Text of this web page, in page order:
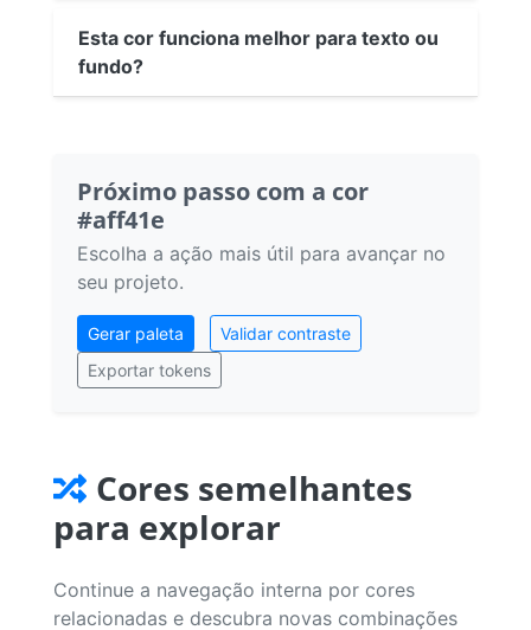
Esta cor funciona melhor para texto ou
fundo?
Próximo passo com a cor
#aff41e
Escolha a ação mais útil para avançar no
seu projeto.
Gerar paleta
Validar contraste
Exportar tokens
Cores semelhantes
para explorar
Continue a navegação interna por cores
relacionadas e descubra novas combinações